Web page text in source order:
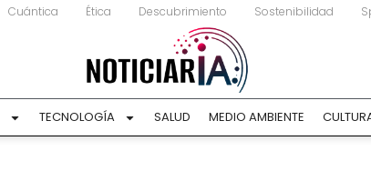
Cuántica Ética Descubrimiento Sostenibilidad
TECNOLOGÍA SALUD MEDIO AMBIENTE